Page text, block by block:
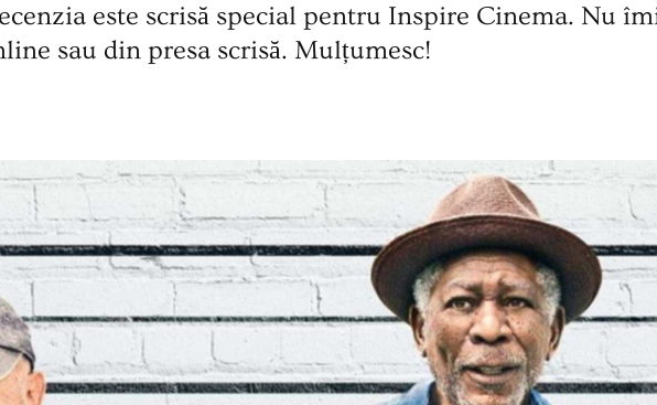
este scrisă special pentru Inspire Cinema. Nu
sau din presa scrisă. Mulțumesc!